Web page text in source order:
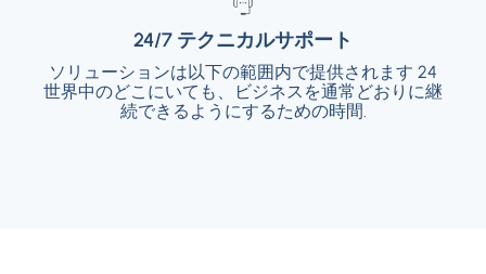
24/7 テクニカルサポート
ソリューションは以下の範囲内で提供されます 24
世界中のどこにいても、ビジネスを通常どおりに継
続できるようにするための時間.
24/7 テクニカルサポート
ソリューションは以下の範囲内で提供されま
す 24 世界中のどこにいても、ビジネスを通
常どおりに継続できるようにするための時間.